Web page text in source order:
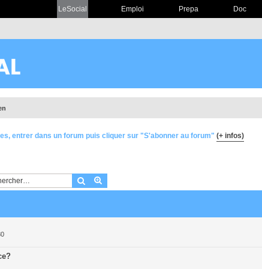
LeSocial Emploi Prepa Doc
entrer dans un forum puis cliquer sur "S'abonner au forum" (+ infos)
Rechercher